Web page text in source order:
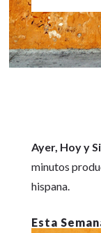
Ayer, Hoy y
minutos
hispana.